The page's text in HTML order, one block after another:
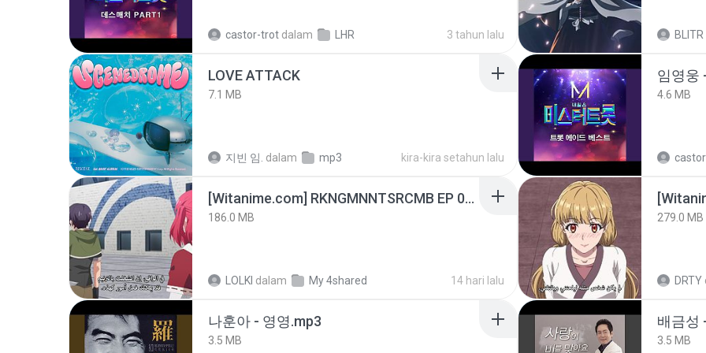
castor-trot dalam LHR 3 tahun lalu BLITR
LOVE ATTACK
7.1 MB
지빈 임. dalam mp3 kira-kira setahun lalu
임영웅
4.6 MB
[Witanime.com] RKNGMNNTSRCMB EP 05 HD.mp4
186.0 MB
LOLKI dalam My 4shared 14 hari lalu
279.0 MB
DRTY
나훈아 - 영영.mp3
3.5 MB
배금성
3.5 MB